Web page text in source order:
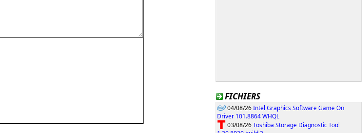
FICHIERS
04/08/26Intel Graphics Software Game On
Driver 101.8864 WHQL
03/08/26Toshiba Storage Diagnostic Tool